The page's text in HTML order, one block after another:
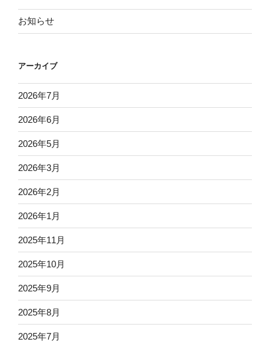
お知らせ
アーカイブ
2026年7月
2026年6月
2026年5月
2026年3月
2026年2月
2026年1月
2025年11月
2025年10月
2025年9月
2025年8月
2025年7月